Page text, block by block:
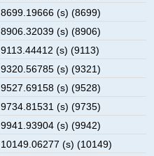
8699.19666 (s) (8699)
8906.32039 (s) (8906)
9113.44412 (s) (9113)
9320.56785 (s) (9321)
9527.69158 (s) (9528)
9734.81531 (s) (9735)
9941.93904 (s) (9942)
10149.06277 (s) (10149)